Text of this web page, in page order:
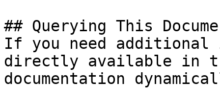
## Querying This
If you need
directly available in
documentation